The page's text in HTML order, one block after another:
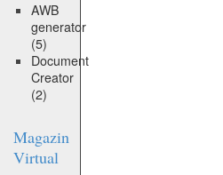
AWB
generator
(5)
Document
Creator
(2)
Magazin
Virtual